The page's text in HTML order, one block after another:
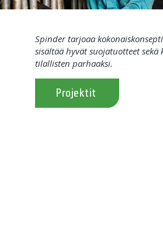
Ota yhteyttä
Spinder tarjoaa
sisältää hyvät suojatuotteet sekä
tilallisten parhaaksi.
Projektit